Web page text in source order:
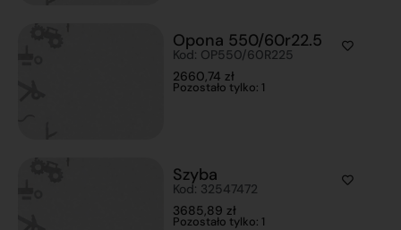
Opona 550/60r22.5
Kod: OP550/60R225
2660,74 zł
Pozostało tylko: 1
Szyba
Kod: 32547472
3685,89 zł
Pozostało tylko: 1